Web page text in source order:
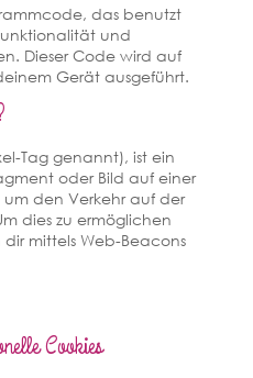
das benutzt
und
Dieser Code wird auf
Gerät ausgeführt.
Tag genannt), ist ein
oder Bild auf einer
den Verkehr auf der
dies zu ermöglichen
mittels Web-Beacons
Cookies